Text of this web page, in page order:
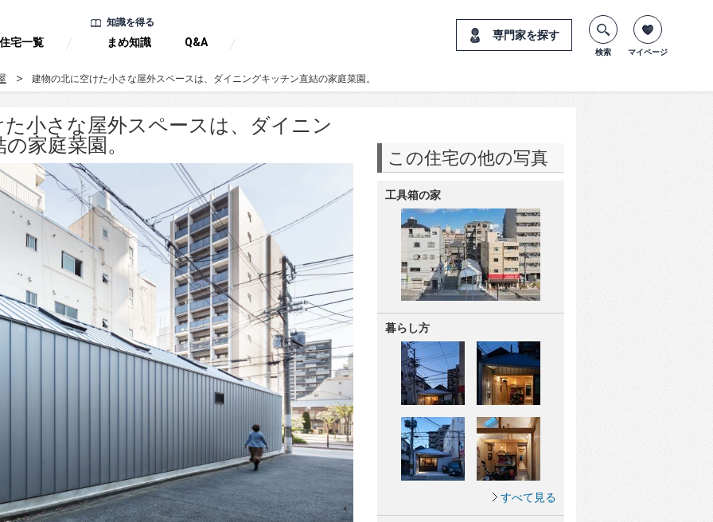
宅一覧
知識を得る
まめ知識 Q&A
専門家を探す
検索 マイページ
建物の北に空けた小さな屋外スペースは、ダイニングキッチン直結の家庭菜園。
小さな屋外スペースは、ダイニン
家庭菜園。
この住宅の他の写真
工具箱の家
暮らし方
すべて見る